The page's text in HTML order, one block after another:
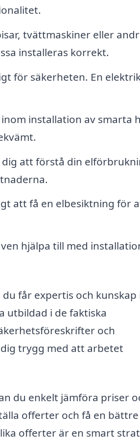
tvättmaskiner eller
installeras korrekt.
för säkerheten. En
installation av smarta
dig att förstå din
att få en elbesiktning för
hjälpa till med
får expertis och kunskap
utbildad i de faktiska
och
trygg med att arbetet
du enkelt jämföra priser
offerter och få en bättre
offerter är en smart